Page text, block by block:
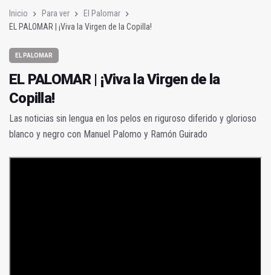
Inicio Para ver
El Palomar
EL PALOMAR | ¡Viva la Virgen de la Copilla!
EL PALOMAR
EL PALOMAR | ¡Viva la Virgen de la
Copilla!
Las noticias sin lengua en los pelos en riguroso diferido y glorioso
blanco y negro con Manuel Palomo y Ramón Guirado